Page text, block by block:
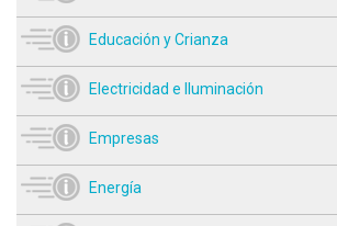
Educación y Crianza
Electricidad e Iluminación
Empresas
Energía